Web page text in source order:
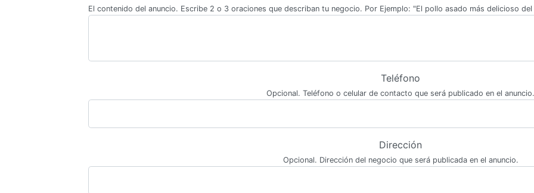
El contenido del anuncio. Escribe 2 o 3 oraciones que describan tu negocio. Por Ejemplo: "El pollo asado más delicioso
Teléfono
Opcional. Teléfono o celular de contacto que será publicado en el anuncio.
Dirección
Opcional. Dirección del negocio que será publicada en el anuncio.